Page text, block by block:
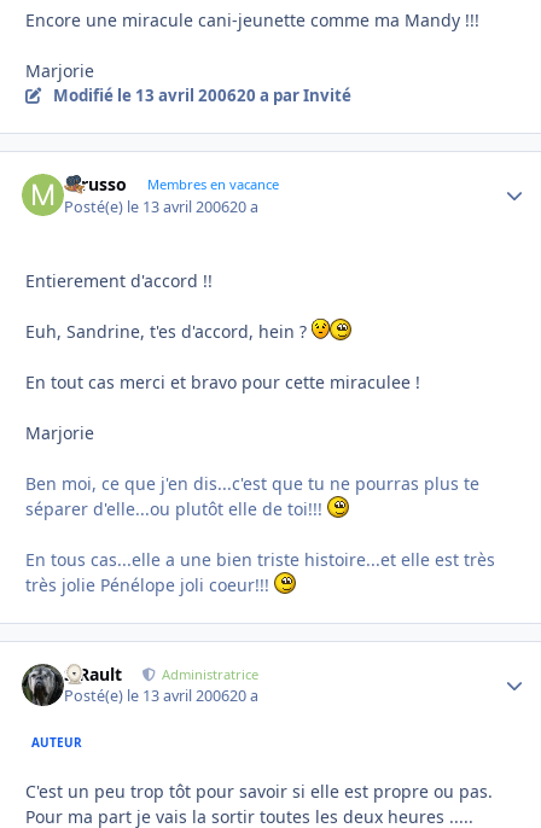
Encore une miracule cani-jeunette comme ma Mandy !!!
Marjorie
Modifié le 13 avril 200620 a par Invité
mrusso Membres en vacance
Posté(e) le 13 avril 200620 a
Entierement d'accord !!
Euh, Sandrine, t'es d'accord, hein ?
En tout cas merci et bravo pour cette miraculee !
Marjorie
Ben moi, ce que j'en dis...c'est que tu ne pourras plus te
séparer d'elle...ou plutôt elle de toi!!!
En tous cas...elle a une bien triste histoire...et elle est très
très jolie Pénélope joli coeur!!!
S.Rault Administratrice
Posté(e) le 13 avril 200620 a
AUTEUR
C'est un peu trop tôt pour savoir si elle est propre ou pas.
Pour ma part je vais la sortir toutes les deux heures .....